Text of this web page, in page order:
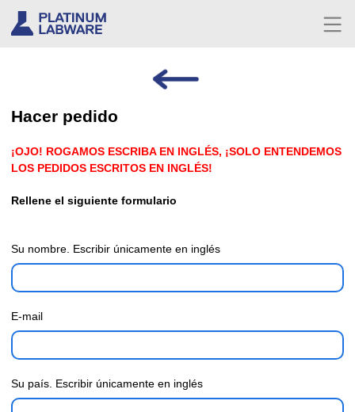
Hacer pedido
¡OJO! ROGAMOS ESCRIBA EN INGLÉS, ¡SOLO ENTENDEMOS
LOS PEDIDOS ESCRITOS EN INGLÉS!
Rellene el siguiente formulario
Su nombre. Escribir únicamente en inglés
E-mail
Su país. Escribir únicamente en inglés